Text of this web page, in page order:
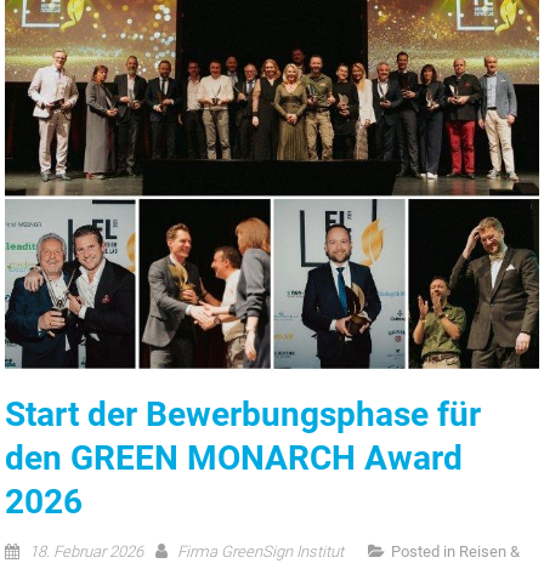
Start der Bewerbungsphase für
den GREEN MONARCH Award
2026
18. Februar 2026 Firma GreenSign Institut Posted in Reisen &